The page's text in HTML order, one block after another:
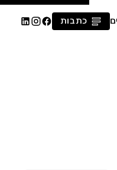
כתבות